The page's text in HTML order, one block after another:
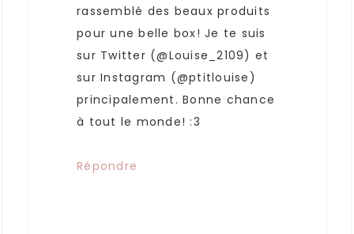
rassemblé des beaux produits
pour une belle box! Je te suis
sur Twitter (@Louise_2109) et
sur Instagram (@ptitlouise)
principalement. Bonne chance
à tout le monde! :3
Répondre